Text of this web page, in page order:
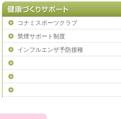
語る～」(第2弾)ＰＲ動画公開のお知らせ
いについて
コナミスポーツクラブ
禁煙サポート制度
インフルエンザ予防接種